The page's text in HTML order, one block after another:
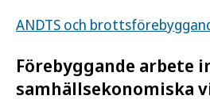
ANDTS och
Förebyggande arbete
samhällsekonomiska